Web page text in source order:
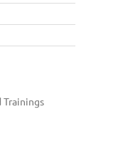
Trainings